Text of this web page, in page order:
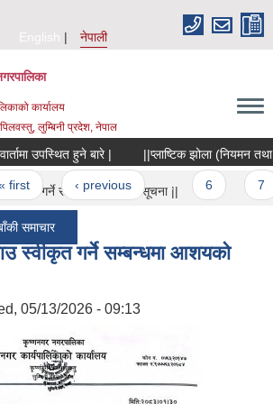
English
नेपाली
कार्यालय
लुम्बिनी प्रदेश, नेपाल
उपस्थित हुने बारे | ||प्लाष्टिक झोला (नियमन तथा
‹ previous …
समाचार
स्वीकृत गर्ने सम्बन्धमा आशयको सूचना ||
स्वीकृत गर्ने सम्बन्धमा आशयको
05/13/2026 - 09:13